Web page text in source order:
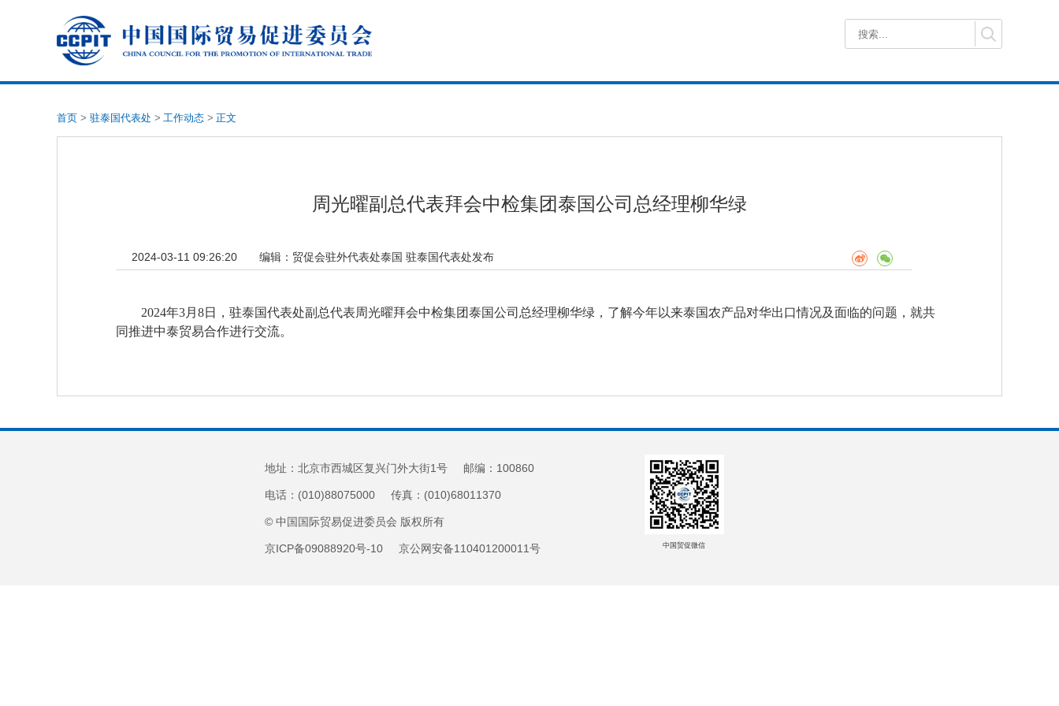
首页 > 驻泰国代表处 > 工作动态 > 正文
周光曜副总代表拜会中检集团泰国公司总经理柳华绿
2024-03-11 09:26:20 编辑： 贸促会驻外代表处泰国 驻泰国代表处发布
2024年3月8日，驻泰国代表处副总代表周光曜拜会中检集团泰国公司总经理柳华绿，了解今年以来泰国农产品对华出口情况及面临的问题，就共
同推进中泰贸易合作进行交流。
地址：北京市西城区复兴门外大街1号 邮编：100860
电话：(010)88075000 传真：(010)68011370
© 中国国际贸易促进委员会 版权所有
京ICP备09088920号-10 京公网安备110401200011号 中国贸促微信